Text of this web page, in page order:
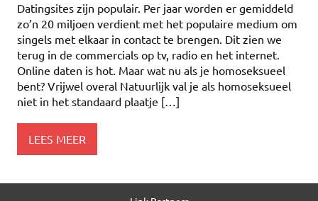
Datingsites zijn populair. Per jaar worden er gemiddeld
zo’n 20 miljoen verdient met het populaire medium om
singels met elkaar in contact te brengen. Dit zien we
terug in de commercials op tv, radio en het internet.
Online daten is hot. Maar wat nu als je homoseksueel
bent? Vrijwel overal Natuurlijk val je als homoseksueel
niet in het standaard plaatje […]
LEES MEER